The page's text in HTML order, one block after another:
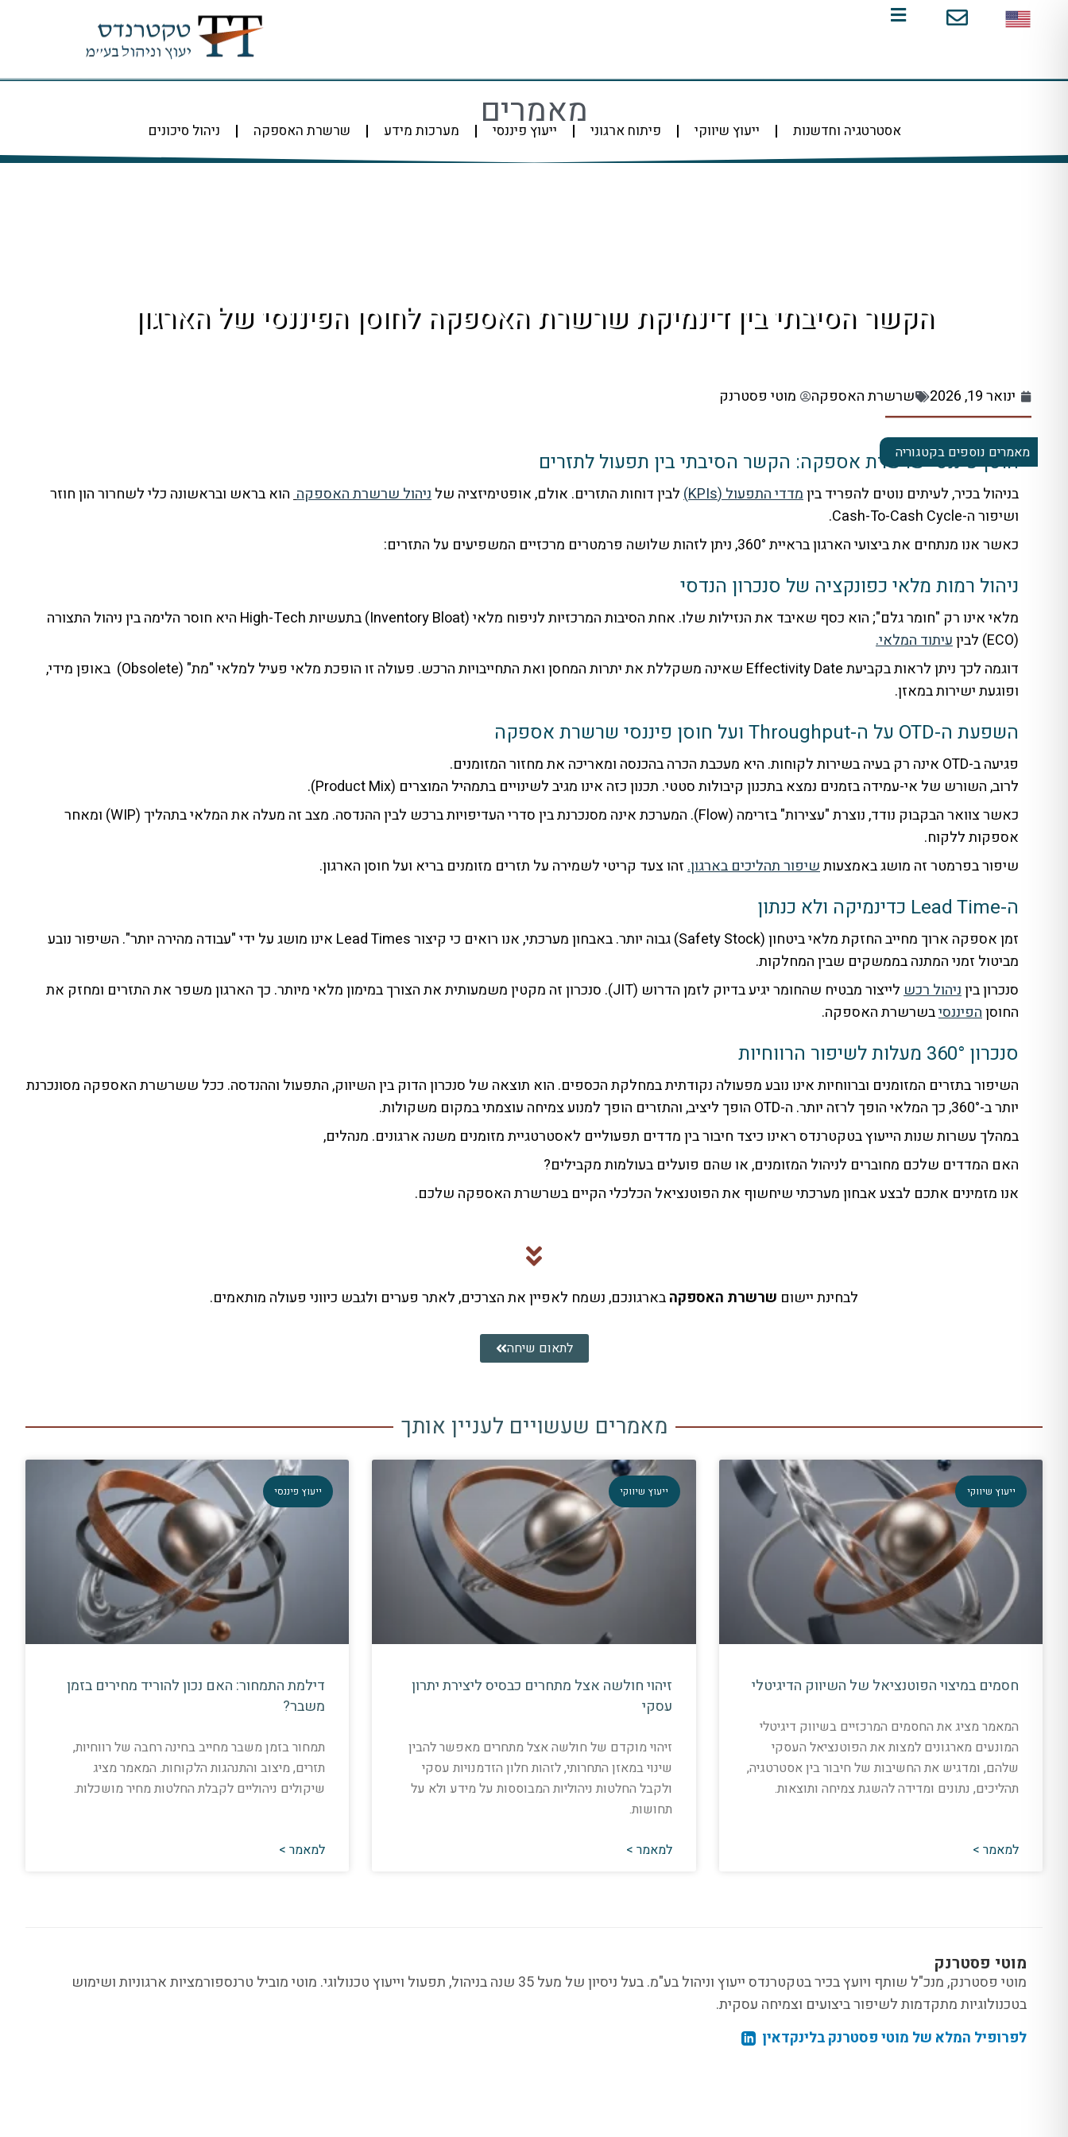
מאמרים אסטרטגיה וחדשנות ייעוץ שיווקי פיתוח ארגוני ייעוץ פיננסי מערכות מידע שרשרת האספקה ניהול סיכונים
הקשר הסיבתי בין דינמיקת שרשרת האספקה לחוסן הפיננסי של הארגון
ינואר 19, 2026 שרשרת האספקה מוטי פסטרנק
חוסן פיננסי שרשרת אספקה: הקשר הסיבתי בין תפעול לתזרים
בניהול בכיר, לעיתים נוטים להפריד ביןמדדי התפעול (KPIs) לבין דוחות התזרים. אולם, אופטימיזציה שלניהול שרשרת האספקה הוא בראש ובראשונה כלי לשחרור הון חוזר
ושיפור ה-Cash-To-Cash Cycle.
כאשר אנו מנתחים את ביצועי הארגון בראיית 360°, ניתן לזהות שלושה פרמטרים מרכזיים המשפיעים על התזרים:
ניהול רמות מלאי כפונקציה של סנכרון הנדסי
מלאי אינו רק "חומר גלם"; הוא כסף שאיבד את הנזילות שלו. אחת הסיבות המרכזיות לניפוח מלאי (Inventory Bloat) בתעשיות High-Tech היא חוסר הלימה בין ניהול התצורה
(ECO) לבין
עיתוד המלאי.
דוגמה לכך ניתן לראות בקביעת Effectivity Date שאינה משקללת את יתרות המחסן ואת התחייבויות הרכש. פעולה זו הופכת מלאי פעיל למלאי "מת" (Obsolete) באופן מידי,
ופוגעת ישירות במאזן.
השפעת ה-OTD על ה-Throughput ועל חוסן פיננסי שרשרת אספקה
פגיעה ב-OTD אינה רק בעיה בשירות לקוחות. היא מעכבת הכרה בהכנסה ומאריכה את מחזור המזומנים.
לרוב, השורש של אי-עמידה בזמנים נמצא בתכנון קיבולות סטטי. תכנון כזה אינו מגיב לשינויים בתמהיל המוצרים (Product Mix).
כאשר צוואר הבקבוק נודד, נוצרת "עצירות" בזרימה (Flow). המערכת אינה מסנכרנת בין סדרי העדיפויות ברכש לבין ההנדסה. מצב זה מעלה את המלאי בתהליך (WIP) ומאחר
אספקות ללקוח.
שיפור בפרמטר זה מושג באמצעותשיפור תהליכים בארגון.זהו צעד קריטי לשמירה על תזרים מזומנים בריא ועל חוסן הארגון.
ה-Lead Time כדינמיקה ולא כנתון
זמן אספקה ארוך מחייב החזקת מלאי ביטחון (Safety Stock) גבוה יותר. באבחון מערכתי, אנו רואים כי קיצור Lead Times אינו מושג על ידי "עבודה מהירה יותר". השיפור נובע
מביטול זמני המתנה בממשקים שבין המחלקות.
סנכרון ביןניהול רכש
לייצור מבטיח שהחומר יגיע בדיוק לזמן הדרוש (JIT). סנכרון זה מקטין משמעותית את הצורך במימון מלאי מיותר. כך הארגון משפר את התזרים ומחזק את
החוסןהפיננסיבשרשרת האספקה.
סנכרון 360° מעלות לשיפור הרווחיות
השיפור בתזרים המזומנים וברווחיות אינו נובע מפעולה נקודתית במחלקת הכספים. הוא תוצאה של סנכרון הדוק בין השיווק, התפעול וההנדסה. ככל ששרשרת האספקה מסונכרנת
יותר ב-360°, כך המלאי הופך לרזה יותר. ה-OTD הופך ליציב, והתזרים הופך למנוע צמיחה עוצמתי במקום משקולות.
במהלך עשרות שנות הייעוץ בטקטרנדס ראינו כיצד חיבור בין מדדים תפעוליים לאסטרטגיית מזומנים משנה ארגונים. מנהלים,
האם המדדים שלכם מחוברים לניהול המזומנים, או שהם פועלים בעולמות מקבילים?
אנו מזמינים אתכם לבצע אבחון מערכתי שיחשוף את הפוטנציאל הכלכלי הקיים בשרשרת האספקה שלכם.
לבחינת יישום שרשרת האספקהבארגונכם, נשמח לאפיין את הצרכים, לאתר פערים ולגבש כיווני פעולה מותאמים.
לתאום שיחה
מאמרים שעשויים לעניין אותך
ייעוץ שיווקי
חסמים במיצוי הפוטנציאל של השיווק הדיגיטלי
המאמר מציג את החסמים המרכזיים בשיווק דיגיטלי
המונעים מארגונים למצות את הפוטנציאל העסקי
שלהם, ומדגיש את החשיבות של חיבור בין אסטרטגיה,
תהליכים, נתונים ומדידה להשגת צמיחה ותוצאות.
למאמר >
ייעוץ שיווקי
זיהוי חולשה אצל מתחרים כבסיס ליצירת יתרון
עסקי
זיהוי מוקדם של חולשה אצל מתחרים מאפשר להבין
שינוי במאזן התחרותי, לזהות חלון הזדמנויות עסקי
ולקבל החלטות ניהוליות המבוססות על מידע ולא על
תחושות.
למאמר >
ייעוץ פיננסי
דילמת התמחור: האם נכון להוריד מחירים בזמן
משבר?
תמחור בזמן משבר מחייב בחינה רחבה של רווחיות,
תזרים, מיצוב והתנהגות הלקוחות. המאמר מציג
שיקולים ניהוליים לקבלת החלטות מחיר מושכלות.
למאמר >
מוטי פסטרנק
מוטי פסטרנק, מנכ"ל שותף ויועץ בכיר בטקטרנדס ייעוץ וניהול בע"מ. בעל ניסיון של מעל 35 שנה בניהול, תפעול וייעוץ טכנולוגי. מוטי מוביל טרנספורמציות ארגוניות ושימוש
בטכנולוגיות מתקדמות לשיפור ביצועים וצמיחה עסקית.
לפרופיל המלא של מוטי פסטרנק בלינקדאין
מאמרים נוספים בקטגוריה